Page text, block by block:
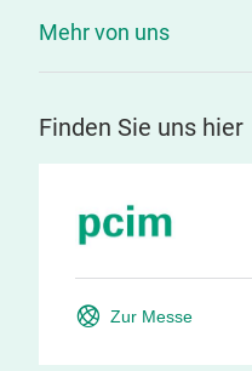
Mehr von uns
Finden Sie uns hier
Zur Messe